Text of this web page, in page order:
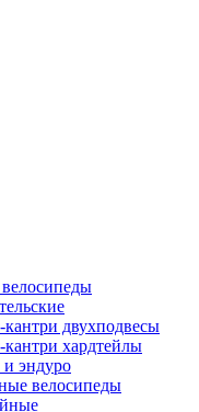
кантри двухподвесы
кантри хардтейлы
и эндуро
велосипеды